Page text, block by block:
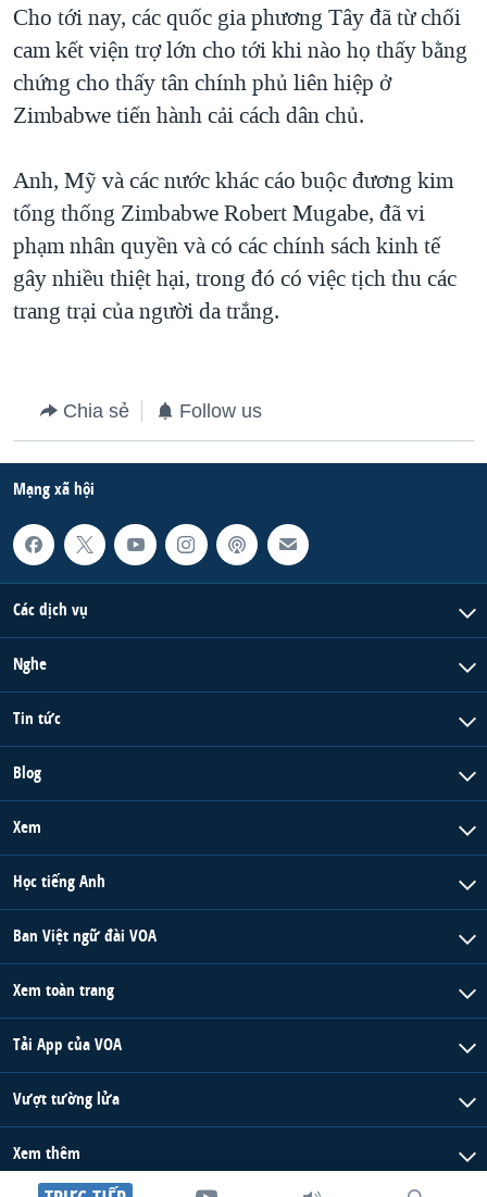
GIÁO DỤC
CHI PHÍ CHIẾN TRANH AFGHANISTAN
CÁC GIÁ TRỊ CỘNG HÒA Ở VIỆT NAM
THƯỢNG ĐỈNH TRUMP-KIM TẠI VIỆT NAM
NGƯ DÂN VIỆT VÀ LÀN SÓNG TRỘM HẢI SÂM
BÊN KIA QUỐC LỘ: TIẾNG VỌNG TỪ NÔNG THÔN MỸ
QUAN HỆ VIỆT MỸ
Cho tới nay, các quốc gia phương Tây đã từ chối
cam kết viện trợ lớn cho tới khi nào họ thấy bằng
chứng cho thấy tân chính phủ liên hiệp ở
Zimbabwe tiến hành cải cách dân chủ.
Anh, Mỹ và các nước khác cáo buộc đương kim
tổng thống Zimbabwe Robert Mugabe, đã vi
phạm nhân quyền và có các chính sách kinh tế
gây nhiều thiệt hại, trong đó có việc tịch thu các
trang trại của người da trắng.
Chia sẻ Follow us
Mạng xã hội
Các dịch vụ
Nghe
Tin tức
Blog
Xem
Học tiếng Anh
Ban Việt ngữ đài VOA
Xem toàn trang
Tải App của VOA
Vượt tường lửa
Xem thêm